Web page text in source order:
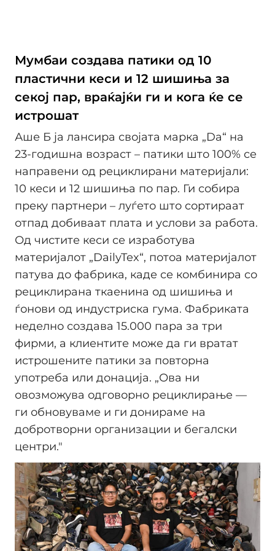
Мумбаи создава патики од 10
пластични кеси и 12 шишиња за
секој пар, враќајќи ги и кога ќе се
истрошат
Аше Б ја лансира својата марка „Da“ на
23-годишна возраст – патики што 100% се
направени од рециклирани материјали:
10 кеси и 12 шишиња по пар. Ги собира
преку партнери – луѓето што сортираат
отпад добиваат плата и услови за работа.
Од чистите кеси се изработува
материјалот „DailyTex“, потоа материјалот
патува до фабрика, каде се комбинира со
рециклирана ткаенина од шишиња и
ѓонови од индустриска гума. Фабриката
неделно создава 15.000 пара за три
фирми, а клиентите може да ги вратат
истрошените патики за повторна
употреба или донација. „Ова ни
овозможува одговорно рециклирање —
ги обновуваме и ги донираме на
добротворни организации и бегалски
центри."